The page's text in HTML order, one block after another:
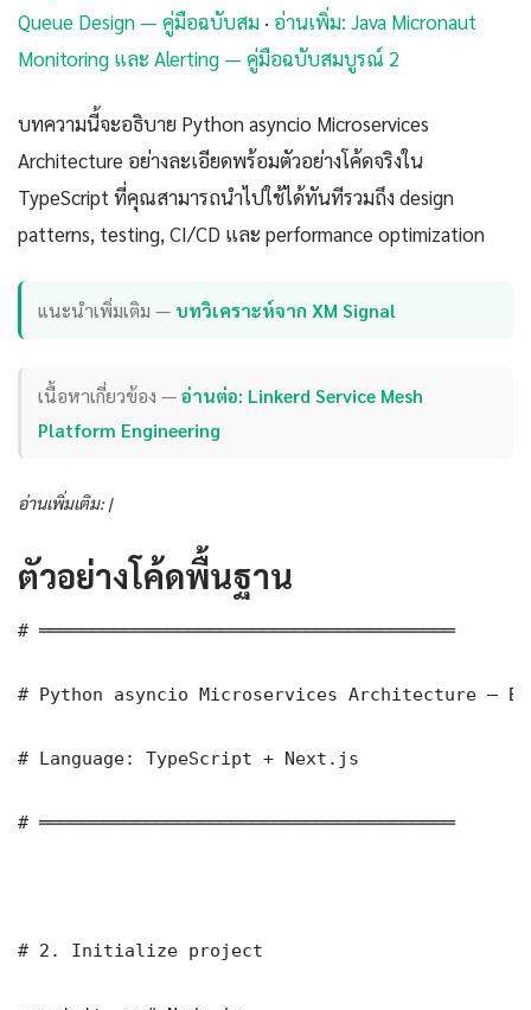
Queue Design — คู่มือฉบับสม · อ่านเพิ่ม: Java Micronaut
Monitoring และ Alerting — คู่มือฉบับสมบูรณ์ 2
บทความนี้จะอธิบาย Python asyncio Microservices
Architecture อย่างละเอียดพร้อมตัวอย่างโค้ดจริงใน
TypeScript ที่คุณสามารถนำไปใช้ได้ทันทีรวมถึง design
patterns, testing, CI/CD และ performance optimization
แนะนำเพิ่มเติม — บทวิเคราะห์จาก XM Signal
เนื้อหาเกี่ยวข้อง —อ่านต่อ: Linkerd Service Mesh
Platform Engineering
อ่านเพิ่มเติม: |
ตัวอย่างโค้ดพื้นฐาน
# ═══════════════════════════════════════
# Python asyncio Microservices Architecture —
# Language: TypeScript + Next.js
# ═══════════════════════════════════════
# 2. Initialize project